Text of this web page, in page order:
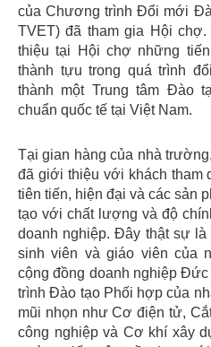
của Chương trình Đổi mới
TVET) đã tham gia Hội
thiệu tại Hội chợ những
thành tựu trong quá trình
thành một Trung tâm Đào
chuẩn quốc tế tại Việt Nam.
Tại gian hàng của nhà
đã giới thiệu với khách tham
tiên tiến, hiện đại và các sản
tạo với chất lượng và độ
doanh nghiệp. Đây thật sự
sinh viên và giáo viên của
cộng đồng doanh nghiệp
trình Đào tạo Phối hợp của
mũi nhọn như Cơ điện tử,
công nghiệp và Cơ khí xây